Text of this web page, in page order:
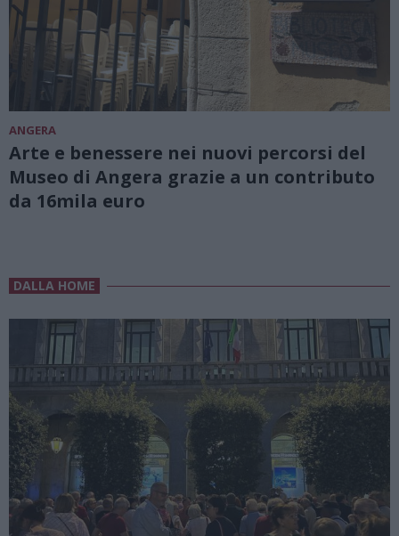
ANGERA
Arte e benessere nei nuovi percorsi del
Museo di Angera grazie a un contributo
da 16mila euro
DALLA HOME